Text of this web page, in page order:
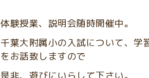
体験授業、説明会随時開催中。
千葉大附属小の入試について、学
をお話致しますので